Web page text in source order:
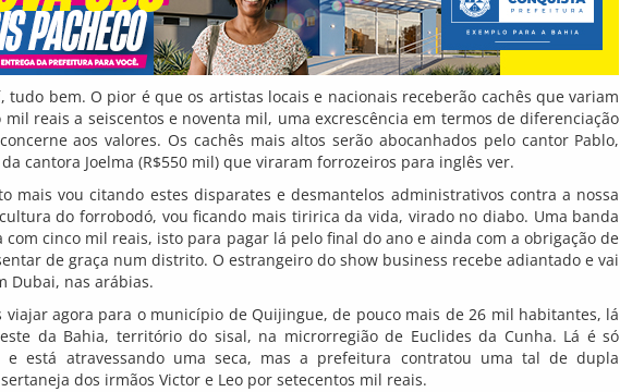
bem. O pior é que os artistas locais e nacionais receberão cachês que variam
mil reais a seiscentos e noventa mil, uma excrescência em termos de diferenciação
aos valores. Os cachês mais altos serão abocanhados pelo cantor Pablo,
cantora Joelma (R$550 mil) que viraram forrozeiros para inglês ver.
mais vou citando estes disparates e desmantelos administrativos contra a nossa
do forrobodó, vou ficando mais tiririca da vida, virado no diabo. Uma banda
com cinco mil reais, isto para pagar lá pelo final do ano e ainda com a obrigação de
de graça num distrito. O estrangeiro do show business recebe adiantado e vai
Dubai, nas arábias.
viajar agora para o município de Quijingue, de pouco mais de 26 mil habitantes, lá
da Bahia, território do sisal, na microrregião de Euclides da Cunha. Lá é só
e está atravessando uma seca, mas a prefeitura contratou uma tal de dupla
dos irmãos Victor e Leo por setecentos mil reais.